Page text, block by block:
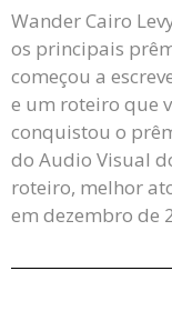
Wander Cairo
os principais
começou a
e um roteiro que
conquistou o
do Audio Visual
roteiro, melhor
em dezembro de